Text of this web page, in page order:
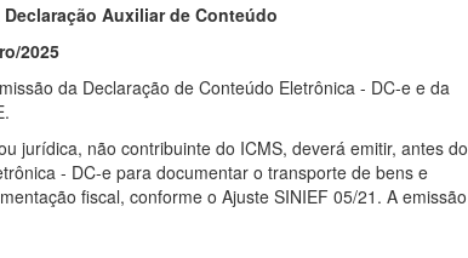
Auxiliar de Conteúdo
2025
da Declar​ação de Conteúdo Eletrônica - DC-e e da
jurídica, não contribuinte do ICMS, deverá emitir, antes do
- DC-e para documentar o transporte de bens e
fiscal, conforme o Ajuste SINIEF 05/21. A emissão